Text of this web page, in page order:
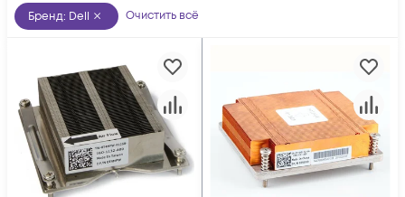
Бренд: Dell Очистить всё